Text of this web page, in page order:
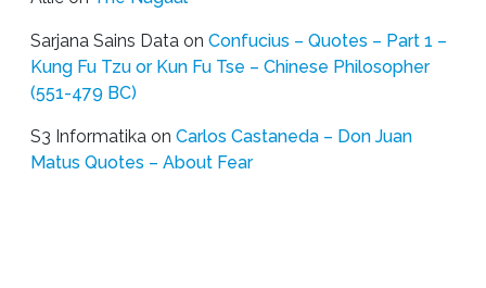
Sarjana Sains Data on Confucius – Quotes – Part 1 –
Kung Fu Tzu or Kun Fu Tse – Chinese Philosopher
(551-479 BC)
S3 Informatika on Carlos Castaneda – Don Juan
Matus Quotes – About Fear